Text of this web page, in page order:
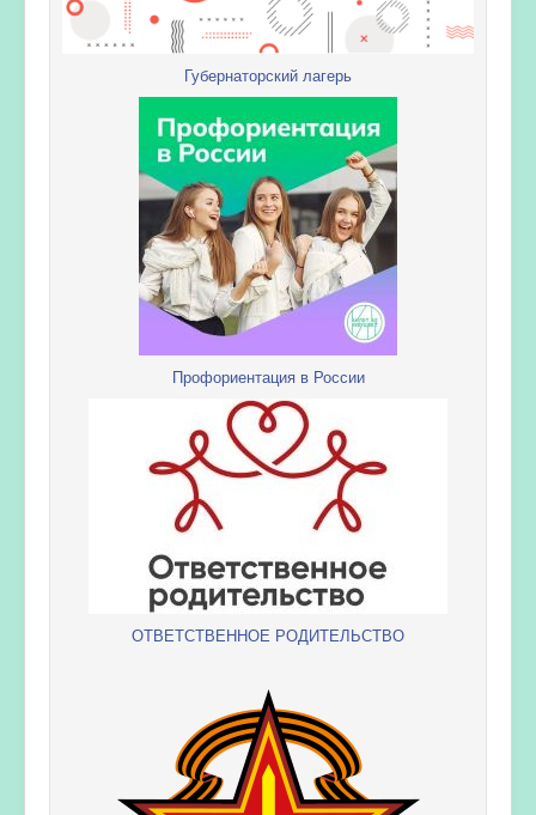
Губернаторский лагерь
Профориентация в России
ОТВЕТСТВЕННОЕ РОДИТЕЛЬСТВО